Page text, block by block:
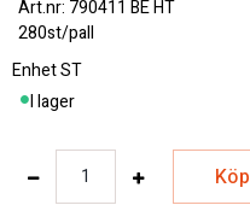
790411 BE HT
280st/pall
EnhetST
I lager
Köp